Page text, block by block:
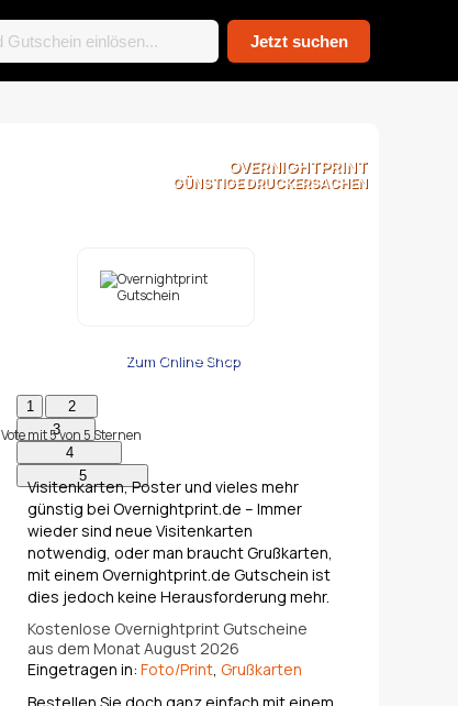
OVERNIGHTPRINT
GÜNSTIGE DRUCKERSACHEN
Zum Online Shop
Vote mit5von 5Sternen
Visitenkarten, Poster und vieles mehr
günstig bei Overnightprint.de – Immer
wieder sind neue Visitenkarten
notwendig, oder man braucht Grußkarten,
mit einem Overnightprint.de Gutschein ist
dies jedoch keine Herausforderung mehr.
Kostenlose Overnightprint Gutscheine
aus dem Monat August 2026
Eingetragen in: Foto/Print, Grußkarten